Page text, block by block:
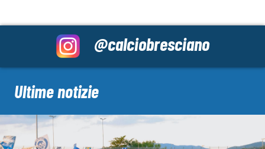
@calciobresciano
Ultime notizie